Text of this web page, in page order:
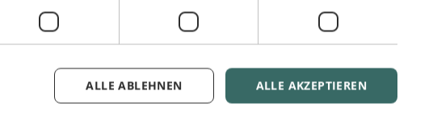
ALLE AKZEPTIEREN
ALLE ABLEHNEN